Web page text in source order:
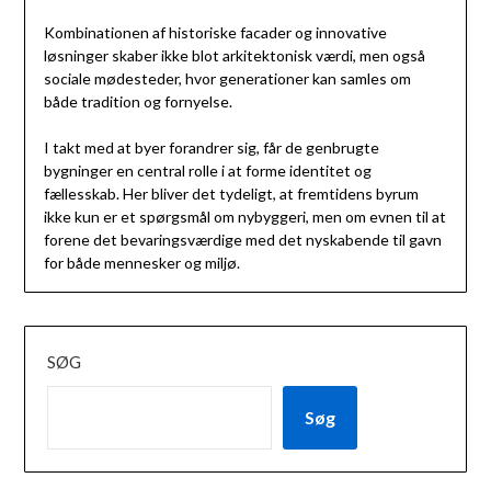
Kombinationen af historiske facader og innovative
løsninger skaber ikke blot arkitektonisk værdi, men også
sociale mødesteder, hvor generationer kan samles om
både tradition og fornyelse.
I takt med at byer forandrer sig, får de genbrugte
bygninger en central rolle i at forme identitet og
fællesskab. Her bliver det tydeligt, at fremtidens byrum
ikke kun er et spørgsmål om nybyggeri, men om evnen til at
forene det bevaringsværdige med det nyskabende til gavn
for både mennesker og miljø.
SØG
Søg